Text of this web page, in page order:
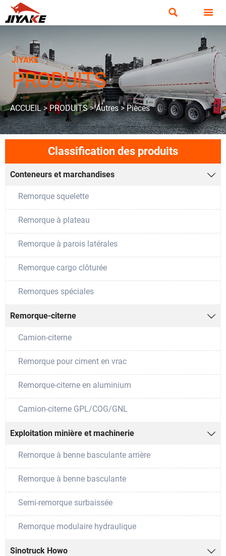
 
JIYAKE
PRODUITS
ACCUEIL>PRODUITS>Autres>Pièces
Classification des produits
Conteneurs et marchandises 
Remorque squelette
Remorque à plateau
Remorque à parois latérales
Remorque cargo clôturée
Remorques spéciales
Remorque-citerne 
Camion-citerne
Remorque pour ciment en vrac
Remorque-citerne en aluminium
Camion-citerne GPL/COG/GNL
Exploitation minière et machinerie 
Remorque à benne basculante arrière
Remorque à benne basculante
Semi-remorque surbaissée
Remorque modulaire hydraulique
Sinotruck Howo 